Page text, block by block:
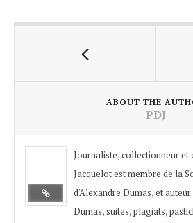
ABOUT THE
PDJ
Journaliste, collectionneur et
Jacquelot est membre de la
d'Alexandre Dumas, et
Dumas, suites, plagiats,